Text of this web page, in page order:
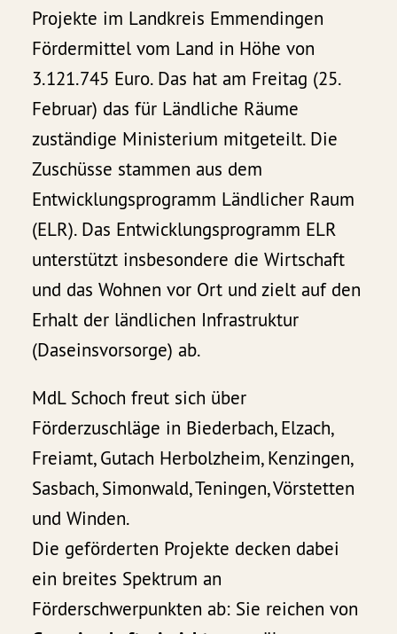
Projekte im Landkreis Emmendingen
Fördermittel vom Land in Höhe von
3.121.745 Euro. Das hat am Freitag (25.
Februar) das für Ländliche Räume
zuständige Ministerium mitgeteilt. Die
Zuschüsse stammen aus dem
Entwicklungsprogramm Ländlicher Raum
(ELR). Das Entwicklungsprogramm ELR
unterstützt insbesondere die Wirtschaft
und das Wohnen vor Ort und zielt auf den
Erhalt der ländlichen Infrastruktur
(Daseinsvorsorge) ab.
MdL Schoch freut sich über
Förderzuschläge in Biederbach, Elzach,
Freiamt, Gutach Herbolzheim, Kenzingen,
Sasbach, Simonwald, Teningen, Vörstetten
und Winden.
Die geförderten Projekte decken dabei
ein breites Spektrum an
Förderschwerpunkten ab: Sie reichen von